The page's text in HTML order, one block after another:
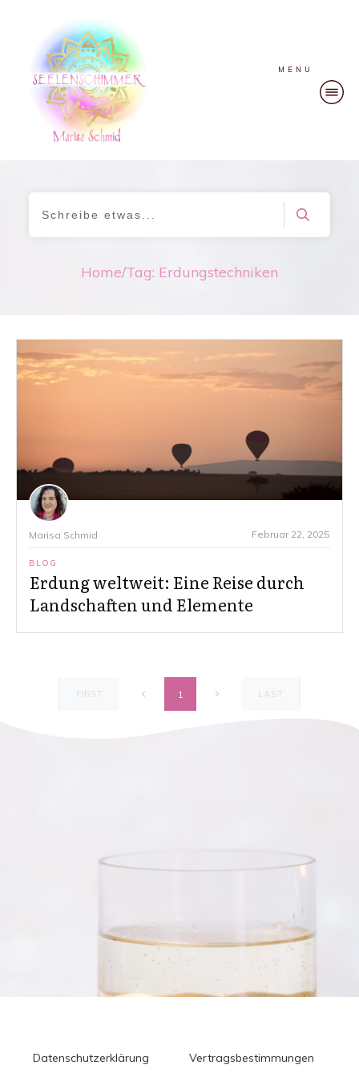
MENU
Home/Tag: Erdungstechniken
Marisa Schmid Februar 22, 2025
BLOG
Erdung weltweit: Eine Reise durch
Landschaften und Elemente
FIRST 1 LAST
Datenschutzerklärung
Vertragsbestimmungen